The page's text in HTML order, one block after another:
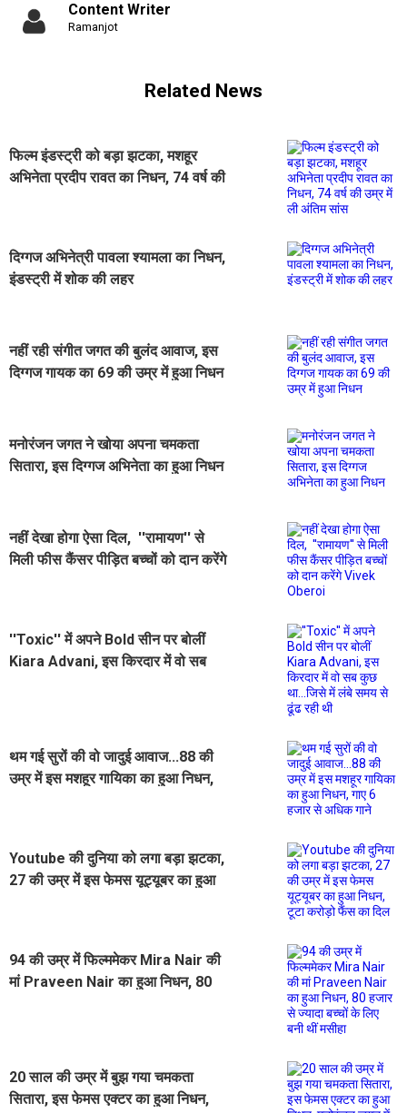
Content Writer
Ramanjot
Related News
फिल्म इंडस्ट्री को बड़ा झटका, मशहूर
अभिनेता प्रदीप रावत का निधन, 74 वर्ष की
दिग्गज अभिनेत्री पावला श्यामला का निधन,
इंडस्ट्री में शोक की लहर
नहीं रही संगीत जगत की बुलंद आवाज, इस
दिग्गज गायक का 69 की उम्र में हुआ निधन
मनोरंजन जगत ने खोया अपना चमकता
सितारा, इस दिग्गज अभिनेता का हुआ निधन
नहीं देखा होगा ऐसा दिल, ''रामायण'' से
मिली फीस कैंसर पीड़ित बच्चों को दान करेंगे
''Toxic'' में अपने Bold सीन पर बोलीं
Kiara Advani, इस किरदार में वो सब
थम गई सुरों की वो जादुई आवाज...88 की
उम्र में इस मशहूर गायिका का हुआ निधन,
Youtube की दुनिया को लगा बड़ा झटका,
27 की उम्र में इस फेमस यूट्यूबर का हुआ
94 की उम्र में फिल्ममेकर Mira Nair की
मां Praveen Nair का हुआ निधन, 80
20 साल की उम्र में बुझ गया चमकता
सितारा, इस फेमस एक्टर का हुआ निधन,